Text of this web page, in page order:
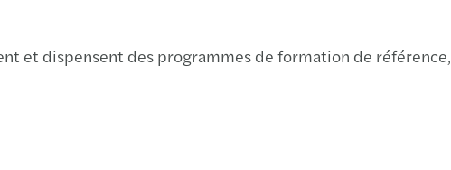
et dispensent des programmes de formation de référence,